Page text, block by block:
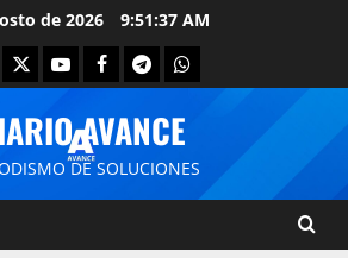
de 2026 9:51:37 AM
AVANCE
DE SOLUCIONES